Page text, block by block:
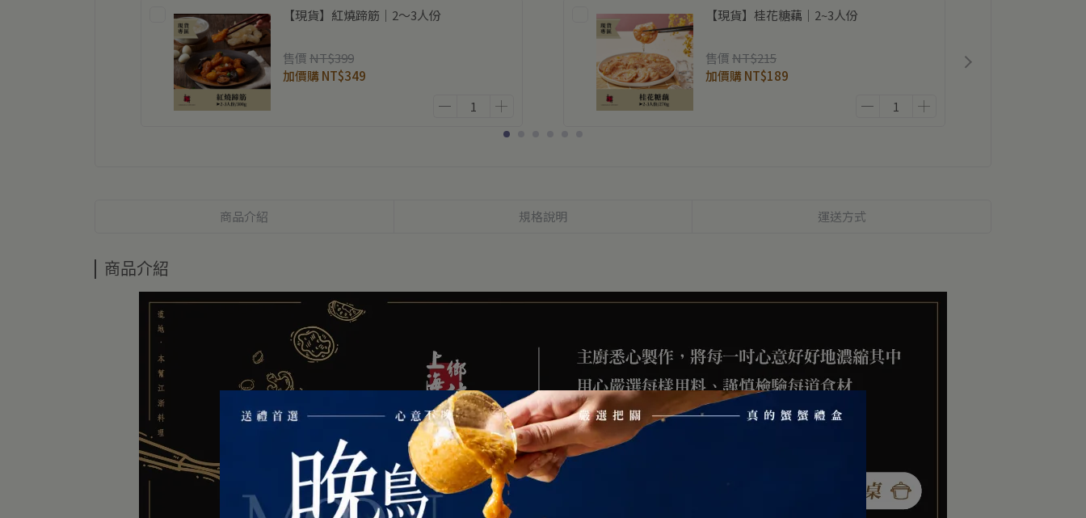
【現貨】紅燒蹄筋｜2～3人份
售價NT$399
加價購NT$349
【現貨】桂花糖藕｜2~3人份
售價NT$215
加價購NT$189
商品介紹 規格說明 運送方式
商品介紹